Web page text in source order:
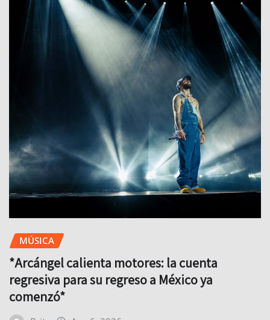
MÚSICA
*Arcángel calienta motores: la cuenta
regresiva para su regreso a México ya
comenzó*